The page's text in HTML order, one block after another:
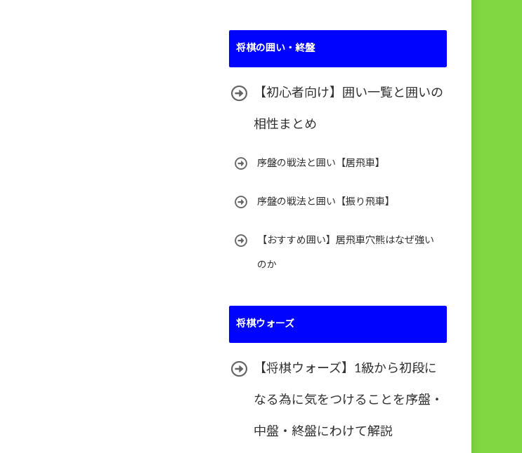
将棋の囲い・終盤
【初心者向け】囲い一覧と囲いの
相性まとめ
序盤の戦法と囲い【居飛車】
序盤の戦法と囲い【振り飛車】
【おすすめ囲い】居飛車穴熊はなぜ強い
のか
将棋ウォーズ
【将棋ウォーズ】1級から初段に
なる為に気をつけることを序盤・
中盤・終盤にわけて解説